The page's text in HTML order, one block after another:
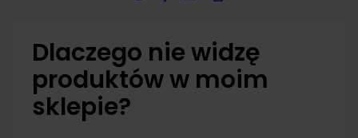
Dlaczego nie widzę
produktów w moim
sklepie?